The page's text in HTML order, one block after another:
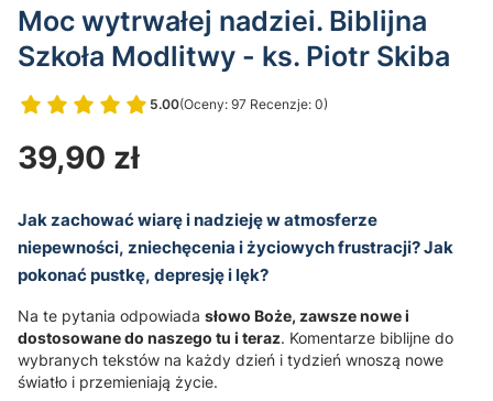
Moc wytrwałej nadziei. Biblijna
Szkoła Modlitwy - ks. Piotr Skiba
5.00(Oceny: 97 Recenzje: 0)
Przejdź do sekcji Opinie
Cena
39,90 zł
Jak zachować wiarę i nadzieję w atmosferze
niepewności, zniechęcenia i życiowych frustracji? Jak
pokonać pustkę, depresję i lęk?
Na te pytania odpowiada słowo Boże, zawsze nowe i
dostosowane do naszego tu i teraz. Komentarze biblijne do
wybranych tekstów na każdy dzień i tydzień wnoszą nowe
światło i przemieniają życie.